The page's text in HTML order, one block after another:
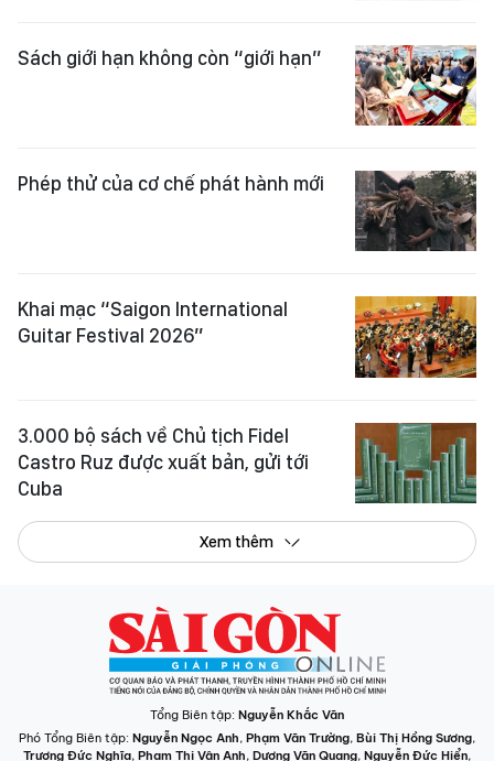
Sách giới hạn không còn “giới hạn”
Phép thử của cơ chế phát hành mới
Khai mạc “Saigon International
Guitar Festival 2026”
3.000 bộ sách về Chủ tịch Fidel
Castro Ruz được xuất bản, gửi tới
Cuba
Xem thêm
Tổng Biên tập: Nguyễn Khắc Văn
Phó Tổng Biên tập: Nguyễn Ngọc Anh, Phạm Văn Trường, Bùi Thị Hồng Sương,
Trương Đức Nghĩa, Phạm Thị Vân Anh, Dương Văn Quang, Nguyễn Đức Hiển,